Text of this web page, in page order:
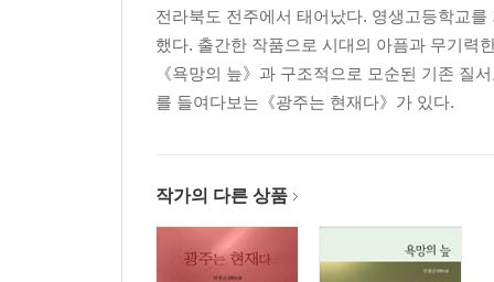
전라북도 전주에서 태어났다. 영생고등학교
했다. 출간한 작품으로 시대의 아픔과 무기력
《욕망의 늪》과 구조적으로 모순된 기존 질
를 들여다보는《광주는 현재다》가 있다.
작가의 다른 상품